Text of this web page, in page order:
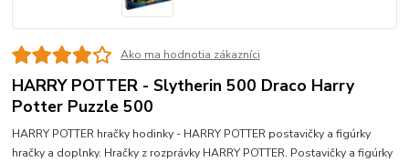
Ako ma hodnotia zákazníci
HARRY POTTER - Slytherin 500 Draco Harry
Potter Puzzle 500
HARRY POTTER hračky hodinky - HARRY POTTER postavičky a figúrky
hračky a doplnky. Hračky z rozprávky HARRY POTTER. Postavičky a figúrky